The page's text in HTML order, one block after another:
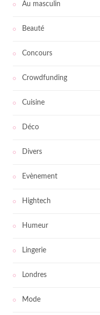
Au masculin
Beauté
Concours
Crowdfunding
Cuisine
Déco
Divers
Evènement
Hightech
Humeur
Lingerie
Londres
Mode